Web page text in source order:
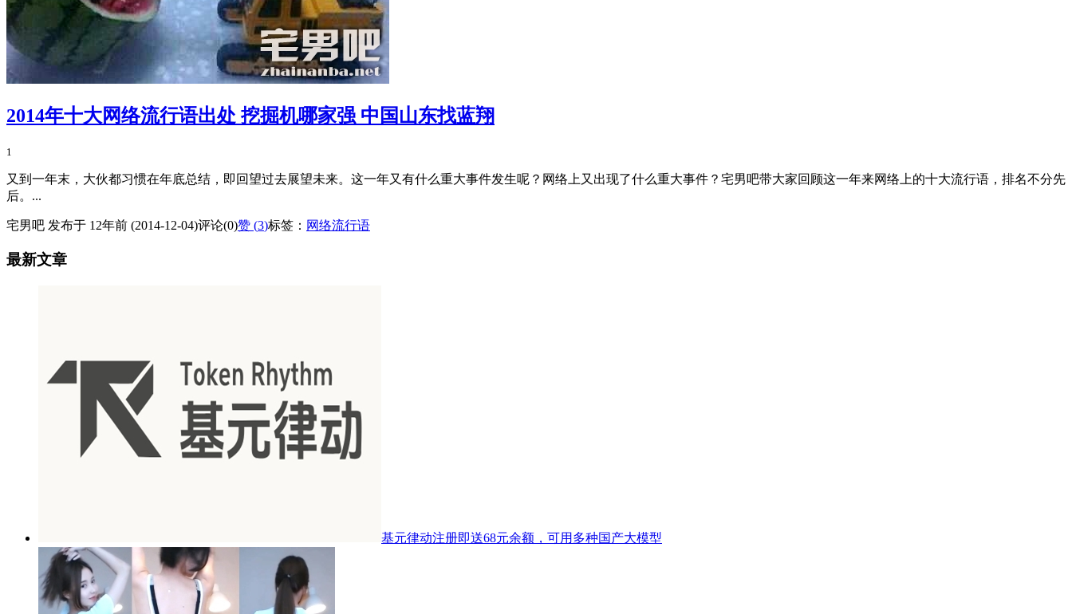
2014年十大网络流行语出处 挖掘机哪家强 中国山东找蓝翔
1
又到一年末，大伙都习惯在年底总结，即回望过去展望未来。这一年又有什么重大事件发生呢？网络上又出现了什么重大事件？宅男吧带大家回顾这一年来网络上的十大流行语，排名不分先
后。...
宅男吧 发布于 12年前 (2014-12-04)评论(0)赞 (3)标签： 网络流行语
最新文章
基元律动注册即送68元余额，可用多种国产大模型